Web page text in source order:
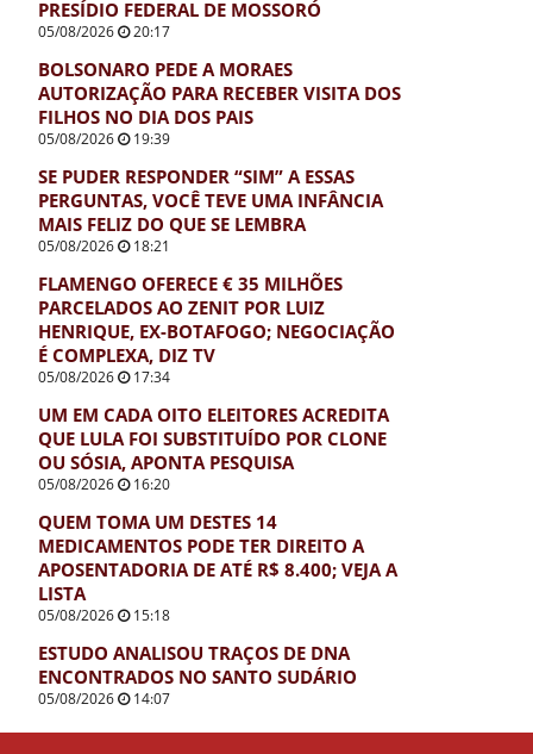
PRESÍDIO FEDERAL DE MOSSORÓ
05/08/2026 20:17
BOLSONARO PEDE A MORAES
AUTORIZAÇÃO PARA RECEBER VISITA DOS
FILHOS NO DIA DOS PAIS
05/08/2026 19:39
SE PUDER RESPONDER “SIM” A ESSAS
PERGUNTAS, VOCÊ TEVE UMA INFÂNCIA
MAIS FELIZ DO QUE SE LEMBRA
05/08/2026 18:21
FLAMENGO OFERECE € 35 MILHÕES
PARCELADOS AO ZENIT POR LUIZ
HENRIQUE, EX-BOTAFOGO; NEGOCIAÇÃO
É COMPLEXA, DIZ TV
05/08/2026 17:34
UM EM CADA OITO ELEITORES ACREDITA
QUE LULA FOI SUBSTITUÍDO POR CLONE
OU SÓSIA, APONTA PESQUISA
05/08/2026 16:20
QUEM TOMA UM DESTES 14
MEDICAMENTOS PODE TER DIREITO A
APOSENTADORIA DE ATÉ R$ 8.400; VEJA A
LISTA
05/08/2026 15:18
ESTUDO ANALISOU TRAÇOS DE DNA
ENCONTRADOS NO SANTO SUDÁRIO
05/08/2026 14:07